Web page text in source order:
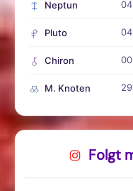
Neptun
Pluto
Chiron
M. Knoten
Folgt